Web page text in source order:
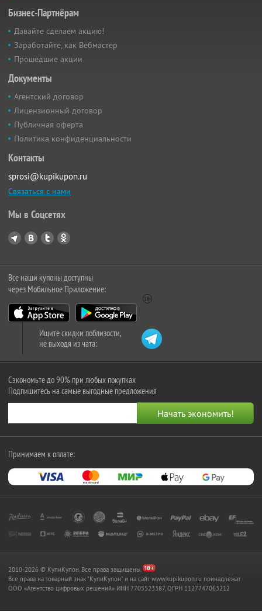
Бизнес-Партнёрам
Давайте сделаем акцию!
Заработайте, как Вебмастер
Прошедшие акции
Документы
Агентский договор
Лицензионный договор
Публичная оферта
Политика конфиденциальности
Контакты
sprosi@kupikupon.ru
Связаться с нами
Мы в Соцсетях
Все наши купоны доступны
через Мобильное Приложение:
Ищите скидки поблизости,
не выходя из чата:
Сэкономьте до 90% при любых покупках
Подпишитесь на самые выгодные предложения
Принимаем к оплате:
2010-2026 © КупиКупон. Все права защищены.
Все права на товарный знак "КупиКупон" и на сайт www.kupikupon.ru принадлежат
OOO «Агентство цифровых решений» ИНН 7705523387, ОГРН 1127747063212